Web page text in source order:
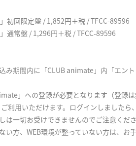
初回限定盤 / 1,852円＋税 / TFCC-89596
通常盤 / 1,296円＋税 / TFCC-89596
み期間内に「CLUB animate」内「エン
」への登録が必要となります（登録は
利用いただけます。ログインしましたら
一切お受けできませんのでご注意くださ
方、WEB環境が整っていない方は、お